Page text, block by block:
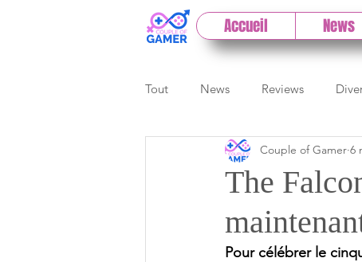
Accueil News
Tout News Reviews
Previews Cloud
Paris Games Week
The
Couple of Gamer 6
Pour célébrer le